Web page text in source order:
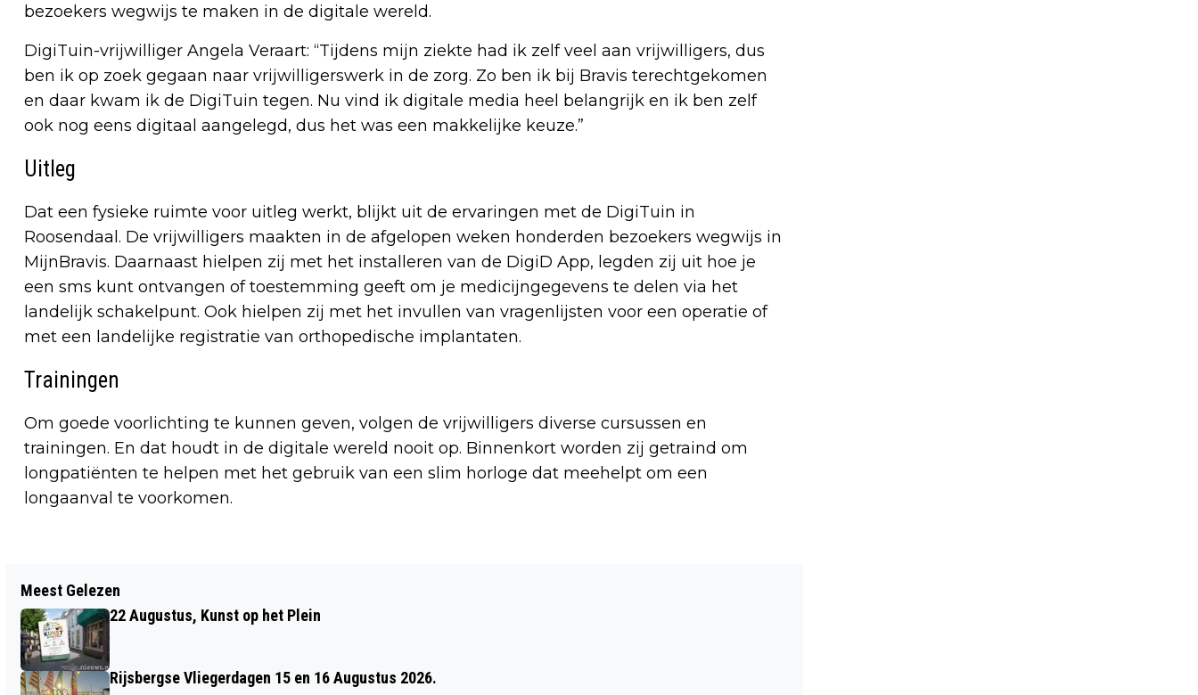
bezoekers wegwijs te maken in de digitale wereld.
DigiTuin-vrijwilliger Angela Veraart: “Tijdens mijn ziekte had ik zelf veel aan vrijwilligers, dus
ben ik op zoek gegaan naar vrijwilligerswerk in de zorg. Zo ben ik bij Bravis terechtgekomen
en daar kwam ik de DigiTuin tegen. Nu vind ik digitale media heel belangrijk en ik ben zelf
ook nog eens digitaal aangelegd, dus het was een makkelijke keuze.”
Uitleg
Dat een fysieke ruimte voor uitleg werkt, blijkt uit de ervaringen met de DigiTuin in
Roosendaal. De vrijwilligers maakten in de afgelopen weken honderden bezoekers wegwijs in
MijnBravis. Daarnaast hielpen zij met het installeren van de DigiD App, legden zij uit hoe je
een sms kunt ontvangen of toestemming geeft om je medicijngegevens te delen via het
landelijk schakelpunt. Ook hielpen zij met het invullen van vragenlijsten voor een operatie of
met een landelijke registratie van orthopedische implantaten.
Trainingen
Om goede voorlichting te kunnen geven, volgen de vrijwilligers diverse cursussen en
trainingen. En dat houdt in de digitale wereld nooit op. Binnenkort worden zij getraind om
longpatiënten te helpen met het gebruik van een slim horloge dat meehelpt om een
longaanval te voorkomen.
ZES KUNSTENAARS EXPOSEREN IN
BEELDENTUIN HALSTEREN
Meest Gelezen
22 Augustus, Kunst op het Plein
Rijsbergse Vliegerdagen 15 en 16 Augustus 2026.